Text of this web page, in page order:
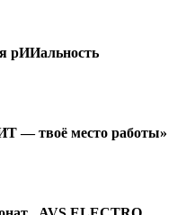
рИИальность
— твоё место работы»